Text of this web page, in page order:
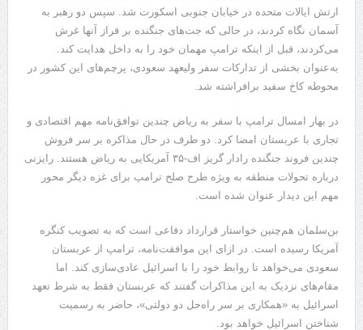
ارتش ایالات متحده در خیابان جنوبی اسکورت شد. سپس دو رهبر به
آسمان نگاه کردند، در حالی که جت‌های جنگنده بر فراز آنها غرش
می‌کردند، قبل از اینکه ترامپ مهمان خود را به داخل هدایت کند.
به‌عنوان بخشی از تدارکات سفر ولیعهد سعودی، پرچم‌های این کشور در
محوطه کاخ سفید برافراشته شد.
در بهار امسال ترامپ با سفر به ریاض چندین توافق‌نامه مهم اقتصادی و
تجاری با عربستان امضا کرد. دو طرف در حال مذاکره بر سر فروش
چندین فروند جنگنده رادار گریز اف-۳۵ آمریکایی به ریاض هستند. رایزنی
درباره تحولات منطقه به ویژه طرح صلح ترامپ برای غزه دیگر محور
مهم این دیدار عنوان شده است.
بن‌سلمان هم‌چنین خواستار قرارداد دفاعی است که به تصویب کنگره
آمریکا رسیده است. در ازای این موافقت‌نامه، ترامپ از عربستان
سعودی می‌خواهد تا روابط خود را با اسرائیل عادی‌سازی کند. اما
مقام‌های نزدیک به این مذاکرات گفتند که عربستان فقط به شرط تعهد
اسرائیل به «همکاری بر سر راه‌حل دو دولتی»، حاضر به رسمیت
شناختن اسرائیل خواهد بود.